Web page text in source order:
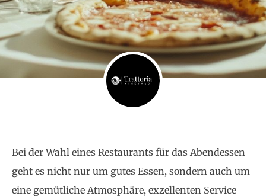
Bei der Wahl eines Restaurants für das Abendessen
geht es nicht nur um gutes Essen, sondern auch um
eine gemütliche Atmosphäre, exzellenten Service